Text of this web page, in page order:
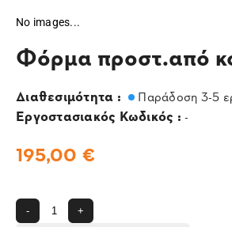
No images...
Φόρμα προστ.από
Διαθεσιμότητα : Παράδοση 3-5
Εργοστασιακός Κωδικός : -
195,00 €
- +